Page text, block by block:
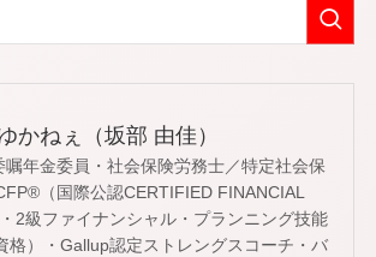
かねぇ（坂部 由佳）
嘱年金委員・社会保険労務士／特定社会保
（国際公認CERTIFIED FINANCIAL
2級ファイナンシャル・プランニング技能
格）・Gallup認定ストレングスコーチ・バ